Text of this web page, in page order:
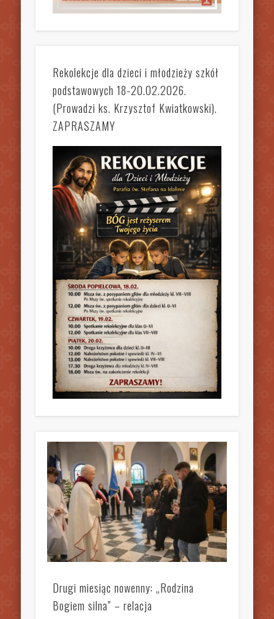
Rekolekcje dla dzieci i młodzieży szkół
podstawowych 18-20.02.2026.
(Prowadzi ks. Krzysztof Kwiatkowski).
ZAPRASZAMY
Drugi miesiąc nowenny: „Rodzina
Bogiem silna” – relacja